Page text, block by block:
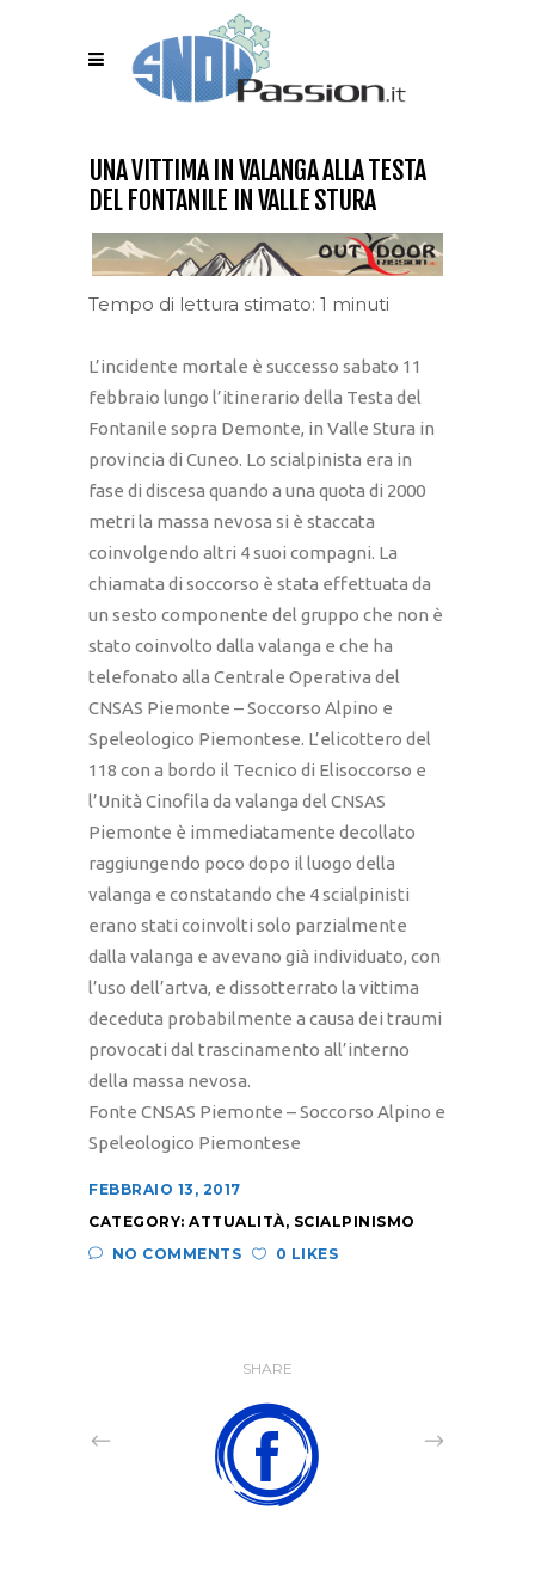
UNA VITTIMA IN VALANGA ALLA TESTA
DEL FONTANILE IN VALLE STURA
Tempo di lettura stimato: 1 minuti
L’incidente mortale è successo sabato 11
febbraio lungo l’itinerario della Testa del
Fontanile sopra Demonte, in Valle Stura in
provincia di Cuneo. Lo scialpinista era in
fase di discesa quando a una quota di 2000
metri la massa nevosa si è staccata
coinvolgendo altri 4 suoi compagni. La
chiamata di soccorso è stata effettuata da
un sesto componente del gruppo che non è
stato coinvolto dalla valanga e che ha
telefonato alla Centrale Operativa del
CNSAS Piemonte – Soccorso Alpino e
Speleologico Piemontese. L’elicottero del
118 con a bordo il Tecnico di Elisoccorso e
l’Unità Cinofila da valanga del CNSAS
Piemonte è immediatamente decollato
raggiungendo poco dopo il luogo della
valanga e constatando che 4 scialpinisti
erano stati coinvolti solo parzialmente
dalla valanga e avevano già individuato, con
l’uso dell’artva, e dissotterrato la vittima
deceduta probabilmente a causa dei traumi
provocati dal trascinamento all’interno
della massa nevosa.
Fonte CNSAS Piemonte – Soccorso Alpino e
Speleologico Piemontese
FEBBRAIO 13, 2017
CATEGORY: ATTUALITÀ, SCIALPINISMO
NO COMMENTS
0 LIKES
SHARE